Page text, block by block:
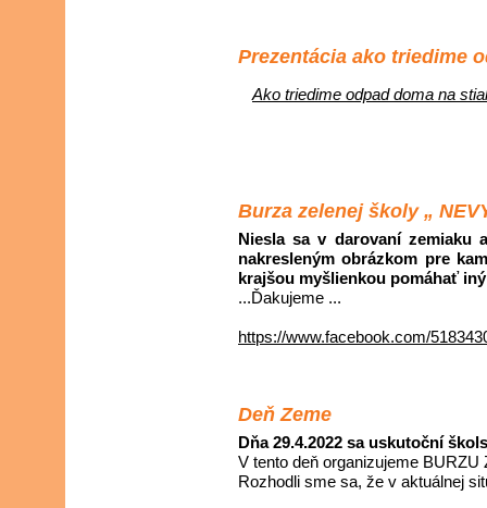
Prezentácia ako triedime
Ako triedime odpad doma na
Burza zelenej školy „
Niesla sa v darovaní zemiaku
nakresleným obrázkom pre
krajšou myšlienkou pomáhať
...Ďakujeme ...
https://www.facebook.com/
Deň Zeme
Dňa 29.4.2022 sa uskutoční
V tento deň organizujeme
Rozhodli sme sa, že v aktuálnej